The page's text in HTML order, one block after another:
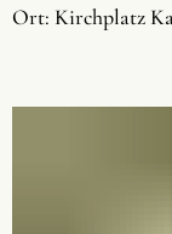
Ort: Kirchplatz